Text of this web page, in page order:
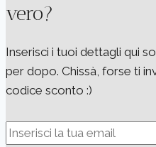
vero?
Inserisci i tuoi dettagli qui
per dopo. Chissà, forse ti
codice sconto :)